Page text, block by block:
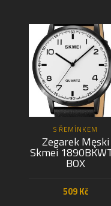
S ŘEMÍNKEM
Zegarek Męski
Skmei
BOX
509Kč